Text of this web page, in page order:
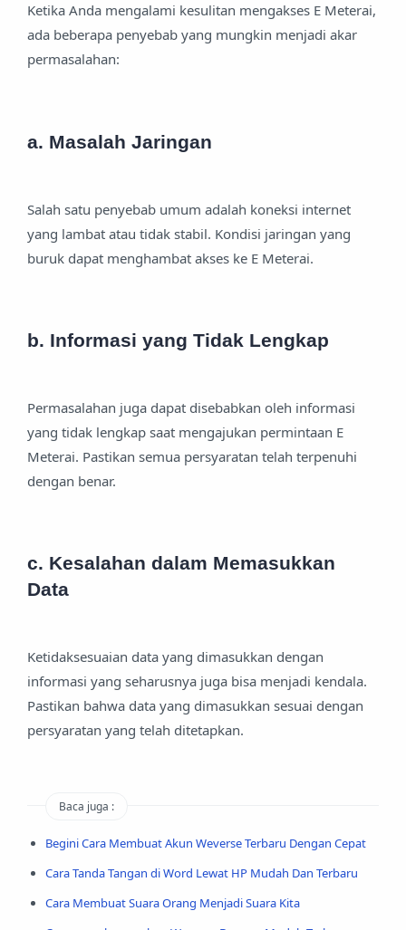
Ketika Anda mengalami kesulitan mengakses E Meterai,
ada beberapa penyebab yang mungkin menjadi akar
permasalahan:
a. Masalah Jaringan
Salah satu penyebab umum adalah koneksi internet
yang lambat atau tidak stabil. Kondisi jaringan yang
buruk dapat menghambat akses ke E Meterai.
b. Informasi yang Tidak Lengkap
Permasalahan juga dapat disebabkan oleh informasi
yang tidak lengkap saat mengajukan permintaan E
Meterai. Pastikan semua persyaratan telah terpenuhi
dengan benar.
c. Kesalahan dalam Memasukkan
Data
Ketidaksesuaian data yang dimasukkan dengan
informasi yang seharusnya juga bisa menjadi kendala.
Pastikan bahwa data yang dimasukkan sesuai dengan
persyaratan yang telah ditetapkan.
Baca juga :
Begini Cara Membuat Akun Weverse Terbaru Dengan Cepat
Cara Tanda Tangan di Word Lewat HP Mudah Dan Terbaru
Cara Membuat Suara Orang Menjadi Suara Kita